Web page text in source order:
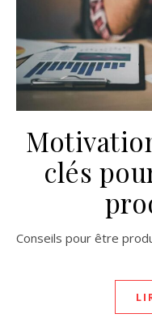
clés
Conseils pour être